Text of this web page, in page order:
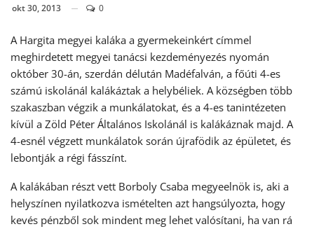
okt 30, 2013 0
A Hargita megyei kaláka a gyermekeinkért címmel
meghirdetett megyei tanácsi kezdeményezés nyomán
október 30-án, szerdán délután Madéfalván, a főúti 4-es
számú iskolánál kalákáztak a helybéliek. A községben több
szakaszban végzik a munkálatokat, és a 4-es tanintézeten
kívül a Zöld Péter Általános Iskolánál is kalákáznak majd. A
4-esnél végzett munkálatok során újrafödik az épületet, és
lebontják a régi fásszínt.
A kalákában részt vett Borboly Csaba megyeelnök is, aki a
helyszínen nyilatkozva ismételten azt hangsúlyozta, hogy
kevés pénzből sok mindent meg lehet valósítani, ha van rá